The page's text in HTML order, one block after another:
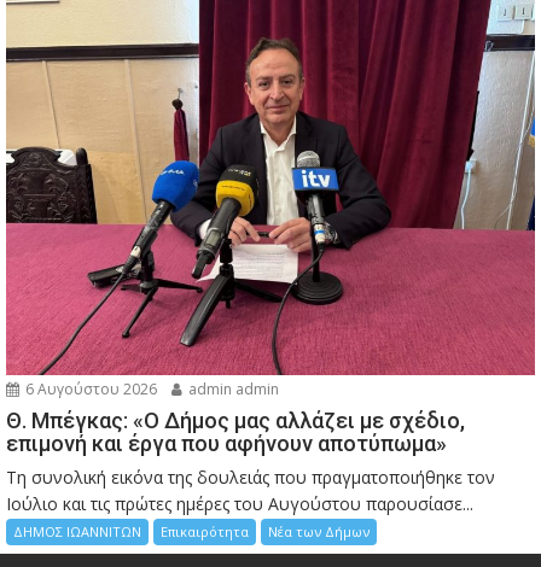
6 Αυγούστου 2026 admin admin
Θ. Μπέγκας: «Ο Δήμος μας αλλάζει με σχέδιο,
επιμονή και έργα που αφήνουν αποτύπωμα»
Τη συνολική εικόνα της δουλειάς που πραγματοποιήθηκε τον
Ιούλιο και τις πρώτες ημέρες του Αυγούστου παρουσίασε...
ΔΗΜΟΣ ΙΩΑΝΝΙΤΩΝ Επικαιρότητα Νέα των Δήμων